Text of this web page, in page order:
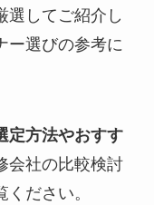
選してご紹介し
ー選びの参考に
定方法やおすす
会社の比較検討
ださい。